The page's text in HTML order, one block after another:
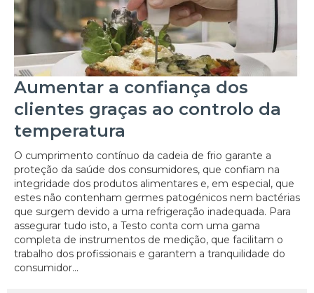
Aumentar a confiança dos
clientes graças ao controlo da
temperatura
O cumprimento contínuo da cadeia de frio garante a
proteção da saúde dos consumidores, que confiam na
integridade dos produtos alimentares e, em especial, que
estes não contenham germes patogénicos nem bactérias
que surgem devido a uma refrigeração inadequada. Para
assegurar tudo isto, a Testo conta com uma gama
completa de instrumentos de medição, que facilitam o
trabalho dos profissionais e garantem a tranquilidade do
consumidor...